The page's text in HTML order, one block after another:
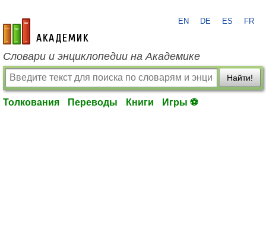
academic.ru
EN DE ES FR
Словари и энциклопедии на Академике
Найти!
Толкования Переводы Книги Игры ⚽